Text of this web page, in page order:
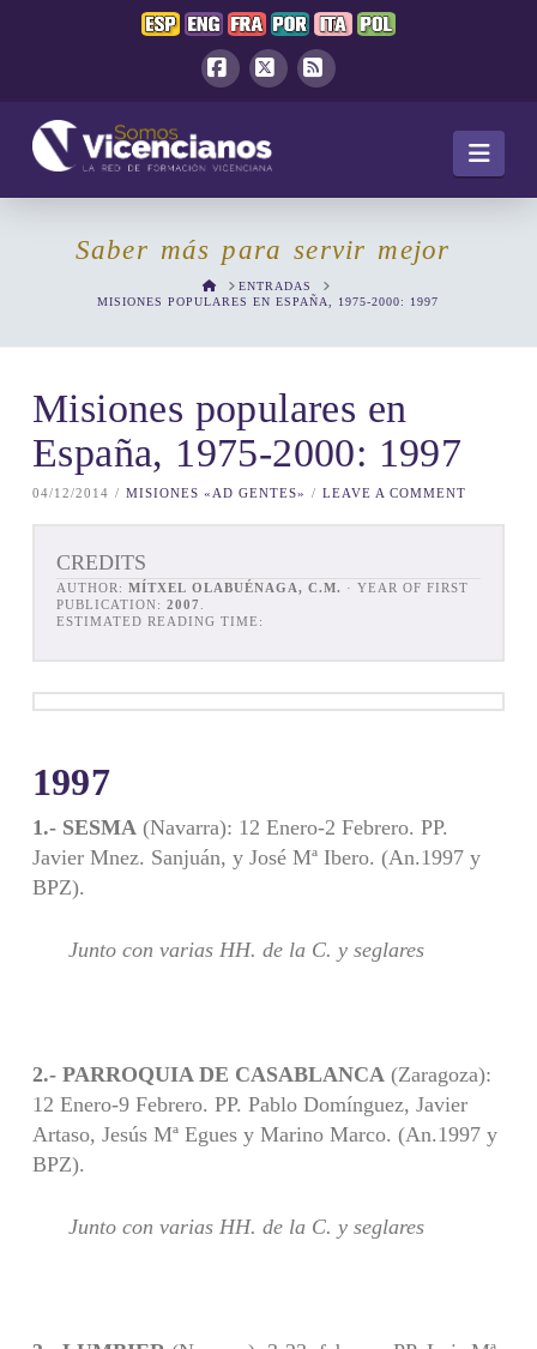
Saber más para servir mejor
HOMEENTRADAS
MISIONES POPULARES EN ESPAÑA, 1975-2000: 1997
Misiones populares en
España, 1975-2000: 1997
04/12/2014 MISIONES «AD GENTES» LEAVE A COMMENT
CREDITS
AUTHOR: MÍTXEL OLABUÉNAGA, C.M.
PUBLICATION: 2007
ESTIMATED READING TIME:
1997
1.- SESMA (Navarra): 12 Enero-2 Febrero. PP.
Javier Mnez. Sanjuán, y José Mª Ibero. (An.1997 y
BPZ).
Junto con varias HH. de la C. y seglares
2.- PARROQUIA DE CASABLANCA (Zaragoza):
12 Enero-9 Febrero. PP. Pablo Domínguez, Javier
Artaso, Jesús Mª Egues y Marino Marco. (An.1997 y
BPZ).
Junto con varias HH. de la C. y seglares